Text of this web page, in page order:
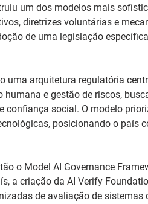
um dos modelos mais
diretrizes voluntárias e
de uma legislação
uma arquitetura regulatória
e gestão de riscos,
confiança social. O modelo
posicionando o país
o Model AI Governance
a criação da AI Verify
de avaliação de sistemas